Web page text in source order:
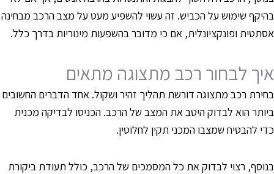
שימוש על הכביש. זה עשוי להשפיע מעט על מצב הרכב מבחינה
ופונקציונלית, אם כי מדובר בהשפעות מינוריות בדרך כלל.
לבחור רכב מתצוגה מתאים
רכב מתצוגה דורשת תהליך זהיר ושקול. אחד הדברים החשובים
הוא לבדוק היטב את המצב של הרכב. הכניסו לבדיקה מכנית
להבטיח שמצבו המכני תקין לחלוטין.
רצוי לבדוק את כל המסמכים של הרכב, כולל תעודת ביקורת